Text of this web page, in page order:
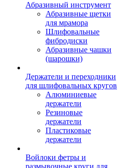
Абразивный инструмент
Абразивные щетки
для мрамора
Шлифовальные
фибродиски
Абразивные чашки
(шарошки)
Держатели и переходники
для шлифовальных кругов
Алюминиевые
держатели
Резиновые
держатели
Пластиковые
держатели
Войлоки фетры и
размывочные круги для